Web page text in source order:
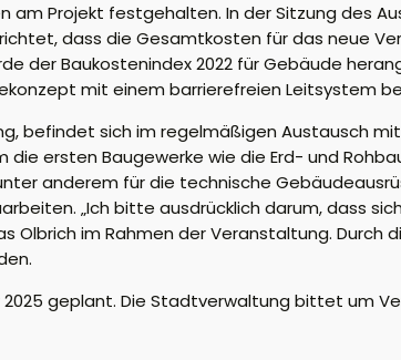
Projekt festgehalten. In der Sitzung des
dass die Gesamtkosten für das neue
der Baukostenindex 2022 für Gebäude
mit einem barrierefreien Leitsystem
befindet sich im regelmäßigen Austausch
ersten Baugewerke wie die Erd- und
anderem für die technische
„Ich bitte ausdrücklich darum, dass
Olbrich im Rahmen der Veranstaltung. Durch
2025 geplant. Die Stadtverwaltung bittet um